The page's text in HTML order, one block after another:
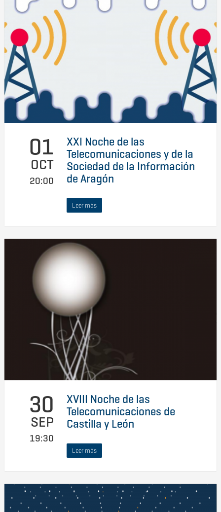
01
OCT
20:00
XXI Noche de las
Telecomunicaciones y de la
Sociedad de la Información
de Aragón
Leer más
30
SEP
19:30
XVIII Noche de las
Telecomunicaciones de
Castilla y León
Leer más